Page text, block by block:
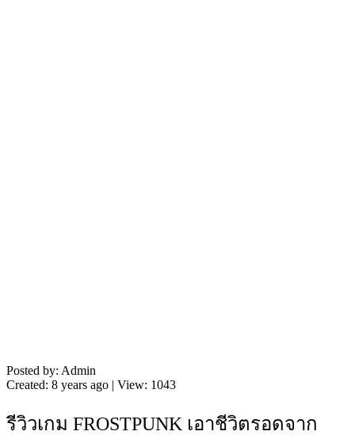
Posted by: Admin
Created: 8 years ago | View: 1043
รีวิวเกม FROSTPUNK เอาชีวิตรอดจาก